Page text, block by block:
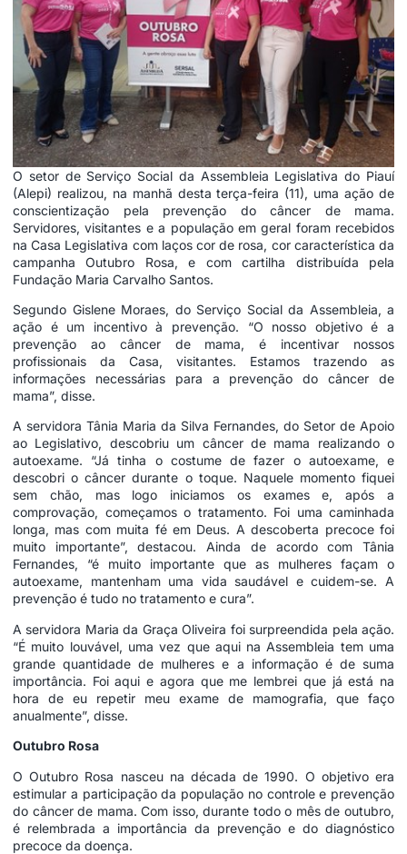
O setor de Serviço Social da Assembleia Legislativa do Piauí
(Alepi) realizou, na manhã desta terça-feira (11), uma ação de
conscientização pela prevenção do câncer de mama.
Servidores, visitantes e a população em geral foram recebidos
na Casa Legislativa com laços cor de rosa, cor característica da
campanha Outubro Rosa, e com cartilha distribuída pela
Fundação Maria Carvalho Santos.
Segundo Gislene Moraes, do Serviço Social da Assembleia, a
ação é um incentivo à prevenção. “O nosso objetivo é a
prevenção ao câncer de mama, é incentivar nossos
profissionais da Casa, visitantes. Estamos trazendo as
informações necessárias para a prevenção do câncer de
mama”, disse.
A servidora Tânia Maria da Silva Fernandes, do Setor de Apoio
ao Legislativo, descobriu um câncer de mama realizando o
autoexame. “Já tinha o costume de fazer o autoexame, e
descobri o câncer durante o toque. Naquele momento fiquei
sem chão, mas logo iniciamos os exames e, após a
comprovação, começamos o tratamento. Foi uma caminhada
longa, mas com muita fé em Deus. A descoberta precoce foi
muito importante”, destacou. Ainda de acordo com Tânia
Fernandes, “é muito importante que as mulheres façam o
autoexame, mantenham uma vida saudável e cuidem-se. A
prevenção é tudo no tratamento e cura”.
A servidora Maria da Graça Oliveira foi surpreendida pela ação.
“É muito louvável, uma vez que aqui na Assembleia tem uma
grande quantidade de mulheres e a informação é de suma
importância. Foi aqui e agora que me lembrei que já está na
hora de eu repetir meu exame de mamografia, que faço
anualmente”, disse.
Outubro Rosa
O Outubro Rosa nasceu na década de 1990. O objetivo era
estimular a participação da população no controle e prevenção
do câncer de mama. Com isso, durante todo o mês de outubro,
é relembrada a importância da prevenção e do diagnóstico
precoce da doença.